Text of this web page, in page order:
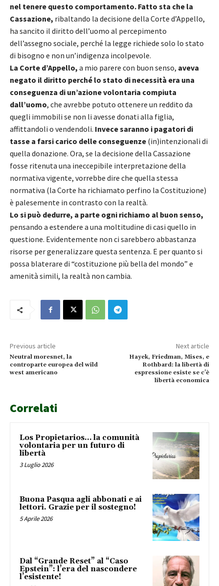
nel tenere questo comportamento. Fatto sta che la
Cassazione, ribaltando la decisione della Corte d’Appello,
ha sancito il diritto dell’uomo al percepimento
dell’assegno sociale, perché la legge richiede solo lo stato
di bisogno e non un’indigenza incolpevole.
La Corte d’Appello, a mio parere con buon senso, aveva
negato il diritto perché lo stato di necessità era una
conseguenza di un’azione volontaria compiuta
dall’uomo, che avrebbe potuto ottenere un reddito da
quegli immobili se non li avesse donati alla figlia,
affittandoli o vendendoli. Invece saranno i pagatori di
tasse a farsi carico delle conseguenze (in)intenzionali di
quella donazione. Ora, se la decisione della Cassazione
fosse ritenuta una ineccepibile interpretazione della
normativa vigente, vorrebbe dire che quella stessa
normativa (la Corte ha richiamato perfino la Costituzione)
è palesemente in contrasto con la realtà.
Lo si può dedurre, a parte ogni richiamo al buon senso,
pensando a estendere a una moltitudine di casi quello in
questione. Evidentemente non ci sarebbero abbastanza
risorse per generalizzare questa sentenza. E per quanto si
possa blaterare di “costituzione più bella del mondo” e
amenità simili, la realtà non cambia.
Previous article
Neutral moresnet, la
controparte europea del wild
west americano
Next article
Hayek, Friedman, Mises, e
Rothbard: la libertà di
espressione esiste se c’è
libertà economica
Correlati
Los Propietarios… la comunità
volontaria per un futuro di
libertà
3 Luglio 2026
Buona Pasqua agli abbonati e ai
lettori. Grazie per il sostegno!
5 Aprile 2026
Dal “Grande Reset” al “Caso
Epstein”: l’era del nascondere
l’esistente!